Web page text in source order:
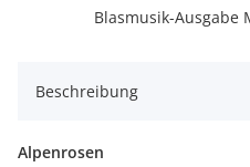
Blasmusik-Ausgabe
Beschreibung
Alpenrosen